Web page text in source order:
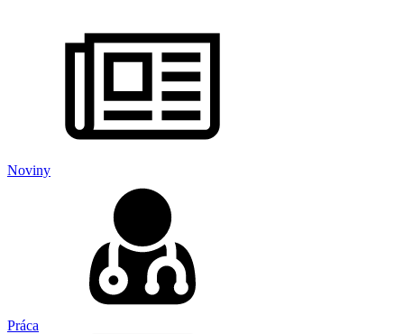
Noviny
Práca